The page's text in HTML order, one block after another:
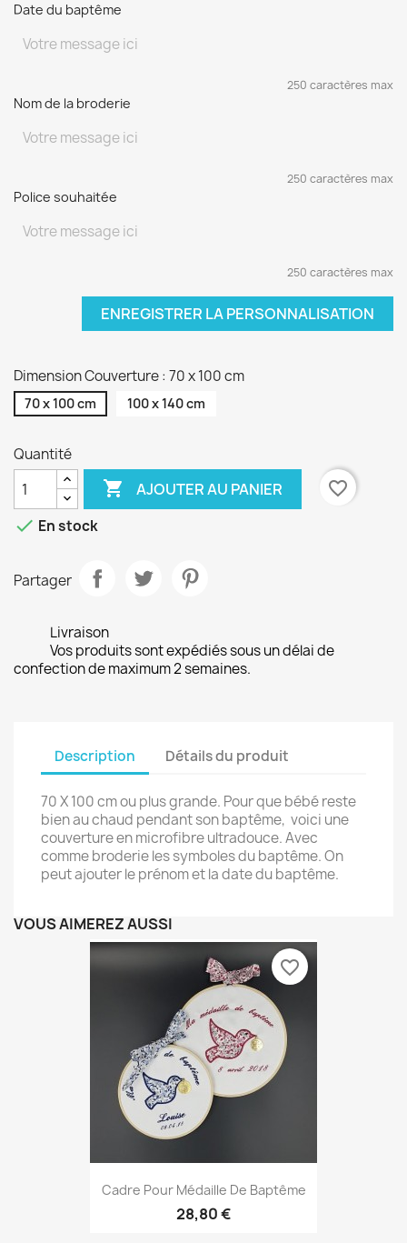
Date du baptême
250 caractères max
Nom de la broderie
250 caractères max
Police souhaitée
250 caractères max
ENREGISTRER LA PERSONNALISATION
Dimension Couverture : 70 x 100 cm
70 x 100 cm 100 x 140 cm
Quantité
 AJOUTER AU PANIER
favorite_border
 En stock
Partager
Livraison
Vos produits sont expédiés sous un délai de
confection de maximum 2 semaines.
Description Détails du produit
70 X 100 cm ou plus grande. Pour que bébé reste
bien au chaud pendant son baptême, voici une
couverture en microfibre ultradouce. Avec
comme broderie les symboles du baptême. On
peut ajouter le prénom et la date du baptême.
VOUS AIMEREZ AUSSI
Cadre Pour Médaille De Baptême
28,80 €
favorite_border